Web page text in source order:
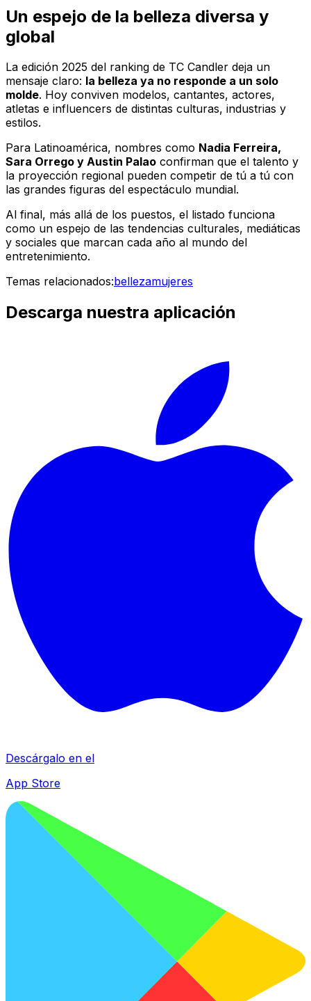
Un espejo de la belleza diversa y
global
La edición 2025 del ranking de TC Candler deja un
mensaje claro: la belleza ya no responde a un solo
molde. Hoy conviven modelos, cantantes, actores,
atletas e influencers de distintas culturas, industrias y
estilos.
Para Latinoamérica, nombres como Nadia Ferreira,
Sara Orrego y Austin Palao confirman que el talento y
la proyección regional pueden competir de tú a tú con
las grandes figuras del espectáculo mundial.
Al final, más allá de los puestos, el listado funciona
como un espejo de las tendencias culturales, mediáticas
y sociales que marcan cada año al mundo del
entretenimiento.
Temas relacionados:bellezamujeres
Descarga nuestra aplicación
Descárgalo en el
App Store